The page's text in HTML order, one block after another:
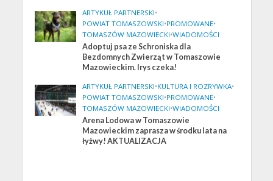
ARTYKUŁ PARTNERSKI•
POWIAT TOMASZOWSKI•PROMOWANE•
TOMASZÓW MAZOWIECKI•WIADOMOŚCI
Adoptuj psa ze Schroniska dla
Bezdomnych Zwierząt w Tomaszowie
Mazowieckim. Irys czeka!
ARTYKUŁ PARTNERSKI•KULTURA I ROZRYWKA•
POWIAT TOMASZOWSKI•PROMOWANE•
TOMASZÓW MAZOWIECKI•WIADOMOŚCI
Arena Lodowa w Tomaszowie
Mazowieckim zaprasza w środku lata na
łyżwy! AKTUALIZACJA